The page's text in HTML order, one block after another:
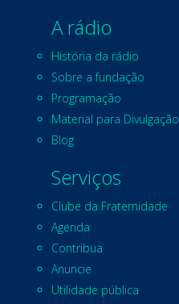
A rádio
História da rádio
Sobre a fundação
Programação
Material para Divulgação
Blog
Serviços
Clube da Fraternidade
Agenda
Contribua
Anuncie
Utilidade pública